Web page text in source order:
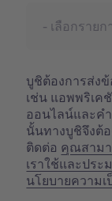
บูชิต้องการส่ง
เช่น แอพพริเค
ออนไลน์และค
นั้นทางบูชิจึงต้
ติดต่อ คุณสาม
เราใช้และปร
นโยบายความ